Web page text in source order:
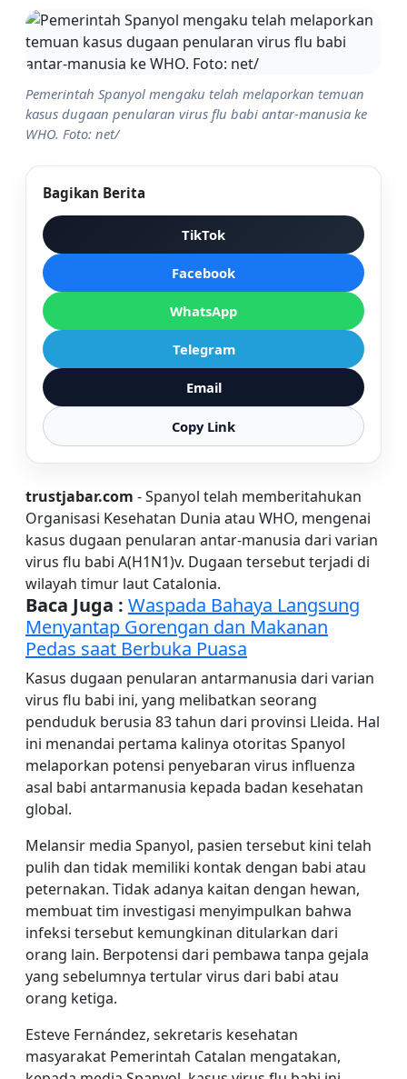
Pemerintah Spanyol mengaku telah melaporkan temuan
kasus dugaan penularan virus flu babi antar-manusia ke
WHO. Foto: net/
Bagikan Berita
TikTok
Facebook
WhatsApp
Telegram
Email
Copy Link
trustjabar.com - Spanyol telah memberitahukan
Organisasi Kesehatan Dunia atau WHO, mengenai
kasus dugaan penularan antar-manusia dari varian
virus flu babi A(H1N1)v. Dugaan tersebut terjadi di
wilayah timur laut Catalonia.
Baca Juga : Waspada Bahaya Langsung
Menyantap Gorengan dan Makanan
Pedas saat Berbuka Puasa
Kasus dugaan penularan antarmanusia dari varian
virus flu babi ini, yang melibatkan seorang
penduduk berusia 83 tahun dari provinsi Lleida. Hal
ini menandai pertama kalinya otoritas Spanyol
melaporkan potensi penyebaran virus influenza
asal babi antarmanusia kepada badan kesehatan
global.
Melansir media Spanyol, pasien tersebut kini telah
pulih dan tidak memiliki kontak dengan babi atau
peternakan. Tidak adanya kaitan dengan hewan,
membuat tim investigasi menyimpulkan bahwa
infeksi tersebut kemungkinan ditularkan dari
orang lain. Berpotensi dari pembawa tanpa gejala
yang sebelumnya tertular virus dari babi atau
orang ketiga.
Esteve Fernández, sekretaris kesehatan
masyarakat Pemerintah Catalan mengatakan,